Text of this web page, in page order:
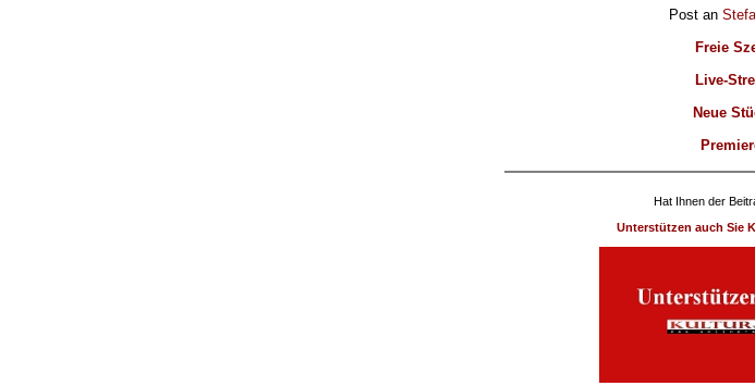
Post an
Freie
Live-
Neue
Hat Ihnen der
Unterstützen auch Sie